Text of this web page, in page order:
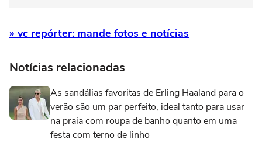
» vc repórter: mande fotos e notícias
Notícias relacionadas
As sandálias favoritas de Erling Haaland para o
verão são um par perfeito, ideal tanto para usar
na praia com roupa de banho quanto em uma
festa com terno de linho